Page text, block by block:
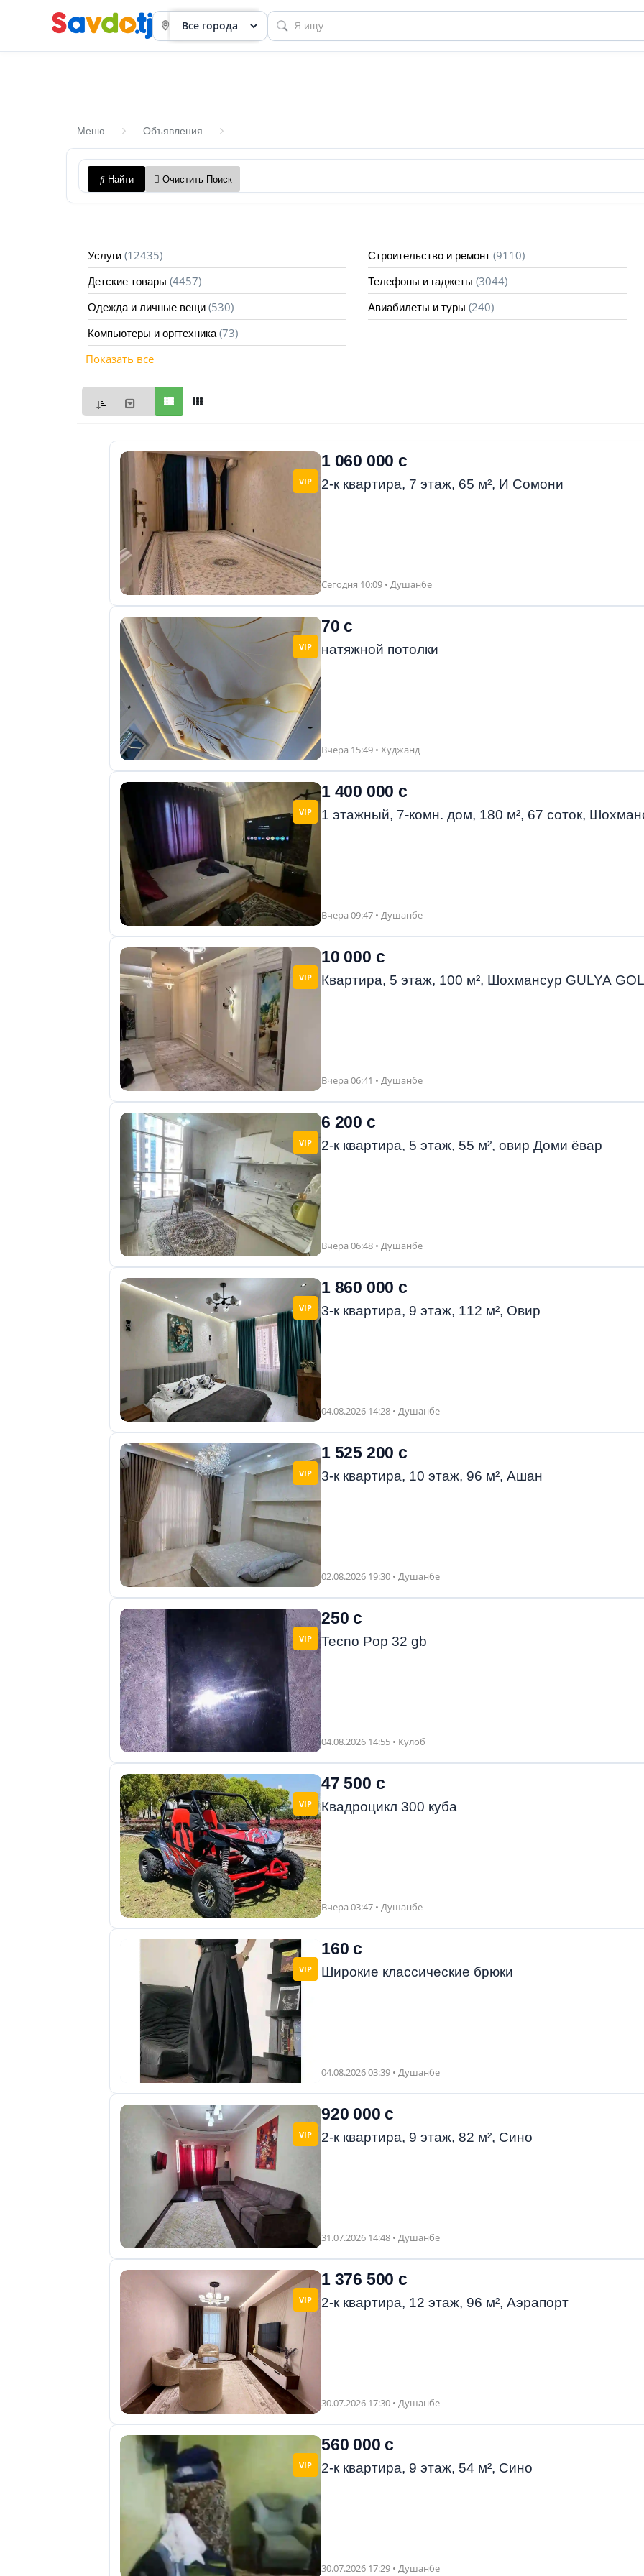
приборов
объявления
Меню Объявления
Найти Очистить Поиск
Услуги (12435) Строительство и ремонт (9110)
Детские товары (4457) Телефоны и гаджеты (3044)
Одежда и личные вещи (530) Авиабилеты и туры (240)
Компьютеры и оргтехника (73)
Показать все
VIP
1 060 000 с
2-к квартира, 7 этаж, 65 м², И Сомони
Сегодня 10:09 • Душанбе
VIP
70 с
натяжной потолки
Вчера 15:49 • Худжанд
VIP
1 400 000 с
1 этажный, 7-комн. дом, 180 м², 67 соток,
Вчера 09:47 • Душанбе
VIP
10 000 с
Квартира, 5 этаж, 100 м², Шохмансур GULYA
Вчера 06:41 • Душанбе
VIP
6 200 с
2-к квартира, 5 этаж, 55 м², овир Доми ёвар
Вчера 06:48 • Душанбе
VIP
1 860 000 с
3-к квартира, 9 этаж, 112 м², Овир
04.08.2026 14:28 • Душанбе
VIP
1 525 200 с
3-к квартира, 10 этаж, 96 м², Ашан
02.08.2026 19:30 • Душанбе
VIP
250 с
Tecno Pop 32 gb
04.08.2026 14:55 • Кулоб
VIP
47 500 с
Квадроцикл 300 куба
Вчера 03:47 • Душанбе
VIP
160 с
Широкие классические брюки
04.08.2026 03:39 • Душанбе
VIP
920 000 с
2-к квартира, 9 этаж, 82 м², Сино
31.07.2026 14:48 • Душанбе
VIP
1 376 500 с
2-к квартира, 12 этаж, 96 м², Аэрапорт
30.07.2026 17:30 • Душанбе
VIP
560 000 с
2-к квартира, 9 этаж, 54 м², Сино
30.07.2026 17:29 • Душанбе